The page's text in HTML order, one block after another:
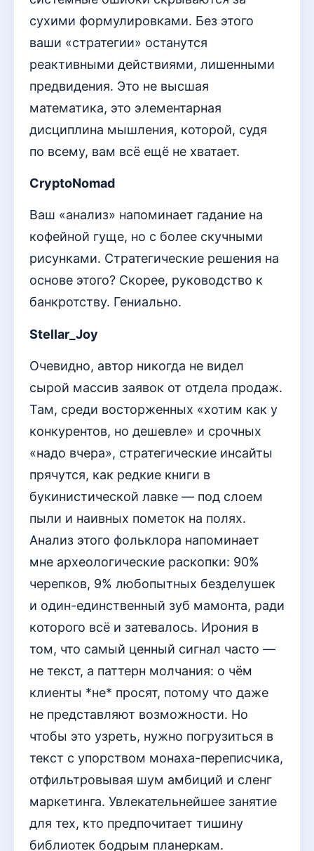
сухими формулировками. Без этого
ваши «стратегии» останутся
реактивными действиями, лишенными
предвидения. Это не высшая
математика, это элементарная
дисциплина мышления, которой, судя
по всему, вам всё ещё не хватает.
CryptoNomad
Ваш «анализ» напоминает гадание на
кофейной гуще, но с более скучными
рисунками. Стратегические решения на
основе этого? Скорее, руководство к
банкротству. Гениально.
Stellar_Joy
Очевидно, автор никогда не видел
сырой массив заявок от отдела продаж.
Там, среди восторженных «хотим как у
конкурентов, но дешевле» и срочных
«надо вчера», стратегические инсайты
прячутся, как редкие книги в
букинистической лавке — под слоем
пыли и наивных пометок на полях.
Анализ этого фольклора напоминает
мне археологические раскопки: 90%
черепков, 9% любопытных безделушек
и один-единственный зуб мамонта, ради
которого всё и затевалось. Ирония в
том, что самый ценный сигнал часто —
не текст, а паттерн молчания: о чём
клиенты *не* просят, потому что даже
не представляют возможности. Но
чтобы это узреть, нужно погрузиться в
текст с упорством монаха-переписчика,
отфильтровывая шум амбиций и сленг
маркетинга. Увлекательнейшее занятие
для тех, кто предпочитает тишину
библиотек бодрым планеркам.